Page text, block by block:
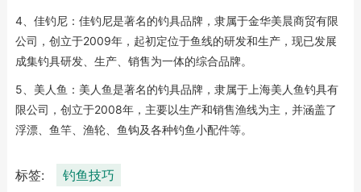
4、佳钓尼：佳钓尼是著名的钓具品牌，隶属于金华美晨商贸有限
公司，创立于2009年，起初定位于鱼线的研发和生产，现已发展
成集钓具研发、生产、销售为一体的综合品牌。
5、美人鱼：美人鱼是著名的钓具品牌，隶属于上海美人鱼钓具有
限公司，创立于2008年，主要以生产和销售渔线为主，并涵盖了
浮漂、鱼竿、渔轮、鱼钩及各种钓鱼小配件等。
标签: 钓鱼技巧